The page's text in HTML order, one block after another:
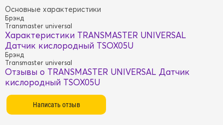
Основные характеристики
Брэнд
Transmaster universal
Характеристики TRANSMASTER UNIVERSAL
Датчик кислородный TSOX05U
Брэнд
Transmaster universal
Отзывы о TRANSMASTER UNIVERSAL Датчик
кислородный TSOX05U